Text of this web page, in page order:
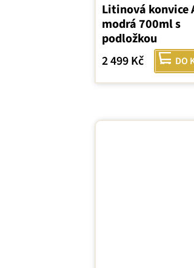
Litinová konvice
modrá 700ml s
podložkou
2 499 Kč DO